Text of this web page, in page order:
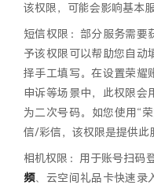
该权限，可能会影响基本
短信权限：部分服务需要
予该权限可以帮助您自动
择手工填写。在设置荣耀
申诉等场景中，此权限会
为二次号码。如您使用“
信/彩信，该权限是提供此
相机权限：用于账号扫码
频、云空间礼品卡快速录